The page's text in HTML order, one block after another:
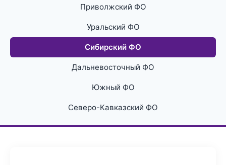
Приволжский ФО
Уральский ФО
Сибирский ФО
Дальневосточный ФО
Южный ФО
Северо-Кавказский ФО